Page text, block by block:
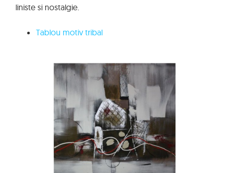
liniste si nostalgie.
Tablou motiv tribal